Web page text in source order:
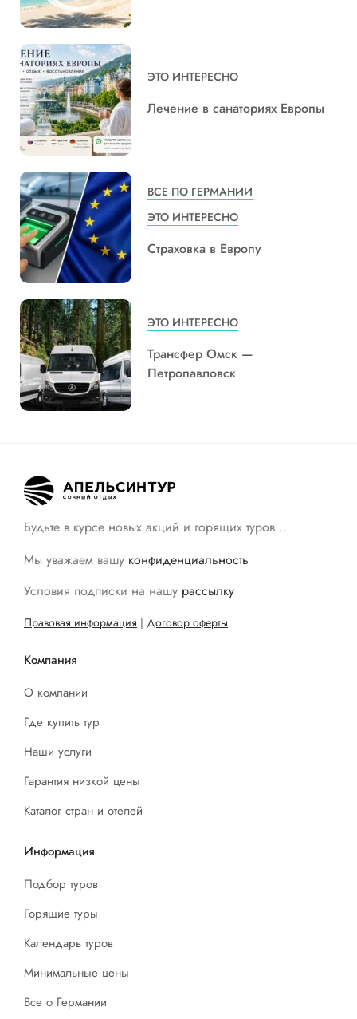
ЭТО ИНТЕРЕСНО
Лечение в санаториях Европы
ВСЕ ПО ГЕРМАНИИ
ЭТО ИНТЕРЕСНО
Страховка в Европу
ЭТО ИНТЕРЕСНО
Трансфер Омск —
Петропавловск
Будьте в курсе новых акций и горящих туров…
Мы уважаем вашу конфиденциальность
Условия подписки на нашу рассылку
Правовая информация | Договор оферты
Компания
О компании
Где купить тур
Наши услуги
Гарантия низкой цены
Каталог стран и отелей
Информация
Подбор туров
Горящие туры
Календарь туров
Минимальные цены
Все о Германии